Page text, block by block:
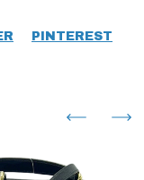
PINTEREST